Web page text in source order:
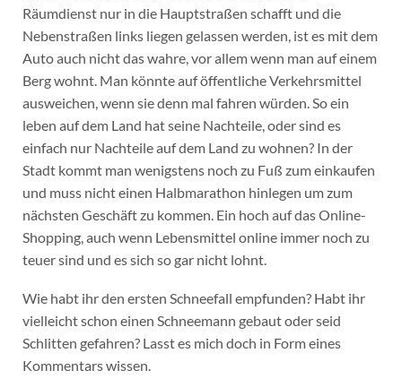
Räumdienst nur in die Hauptstraßen schafft und die
Nebenstraßen links liegen gelassen werden, ist es mit dem
Auto auch nicht das wahre, vor allem wenn man auf einem
Berg wohnt. Man könnte auf öffentliche Verkehrsmittel
ausweichen, wenn sie denn mal fahren würden. So ein
leben auf dem Land hat seine Nachteile, oder sind es
einfach nur Nachteile auf dem Land zu wohnen? In der
Stadt kommt man wenigstens noch zu Fuß zum einkaufen
und muss nicht einen Halbmarathon hinlegen um zum
nächsten Geschäft zu kommen. Ein hoch auf das Online-
Shopping, auch wenn Lebensmittel online immer noch zu
teuer sind und es sich so gar nicht lohnt.
Wie habt ihr den ersten Schneefall empfunden? Habt ihr
vielleicht schon einen Schneemann gebaut oder seid
Schlitten gefahren? Lasst es mich doch in Form eines
Kommentars wissen.